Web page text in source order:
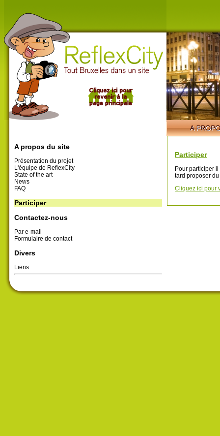
A propos du site
Présentation du projet
L'équipe de ReflexCity
State of the art
News
FAQ
Participer
Contactez-nous
Par e-mail
Formulaire de contact
Divers
Liens
Participer
Pour participer
tard proposer
Cliquez ici pour